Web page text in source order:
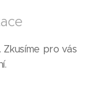
pro vás